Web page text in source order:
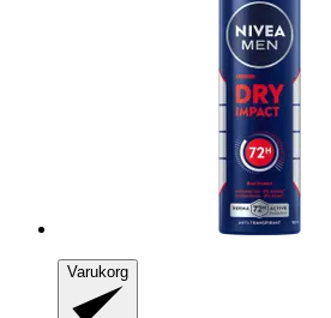
Varukorg